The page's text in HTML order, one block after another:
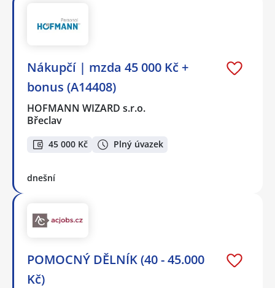
Nákupčí | mzda 45 000 Kč +
bonus (A14408)
HOFMANN WIZARD s.r.o.
Břeclav
45 000 Kč Plný úvazek
dnešní
POMOCNÝ DĚLNÍK (40 - 45.000
Kč)